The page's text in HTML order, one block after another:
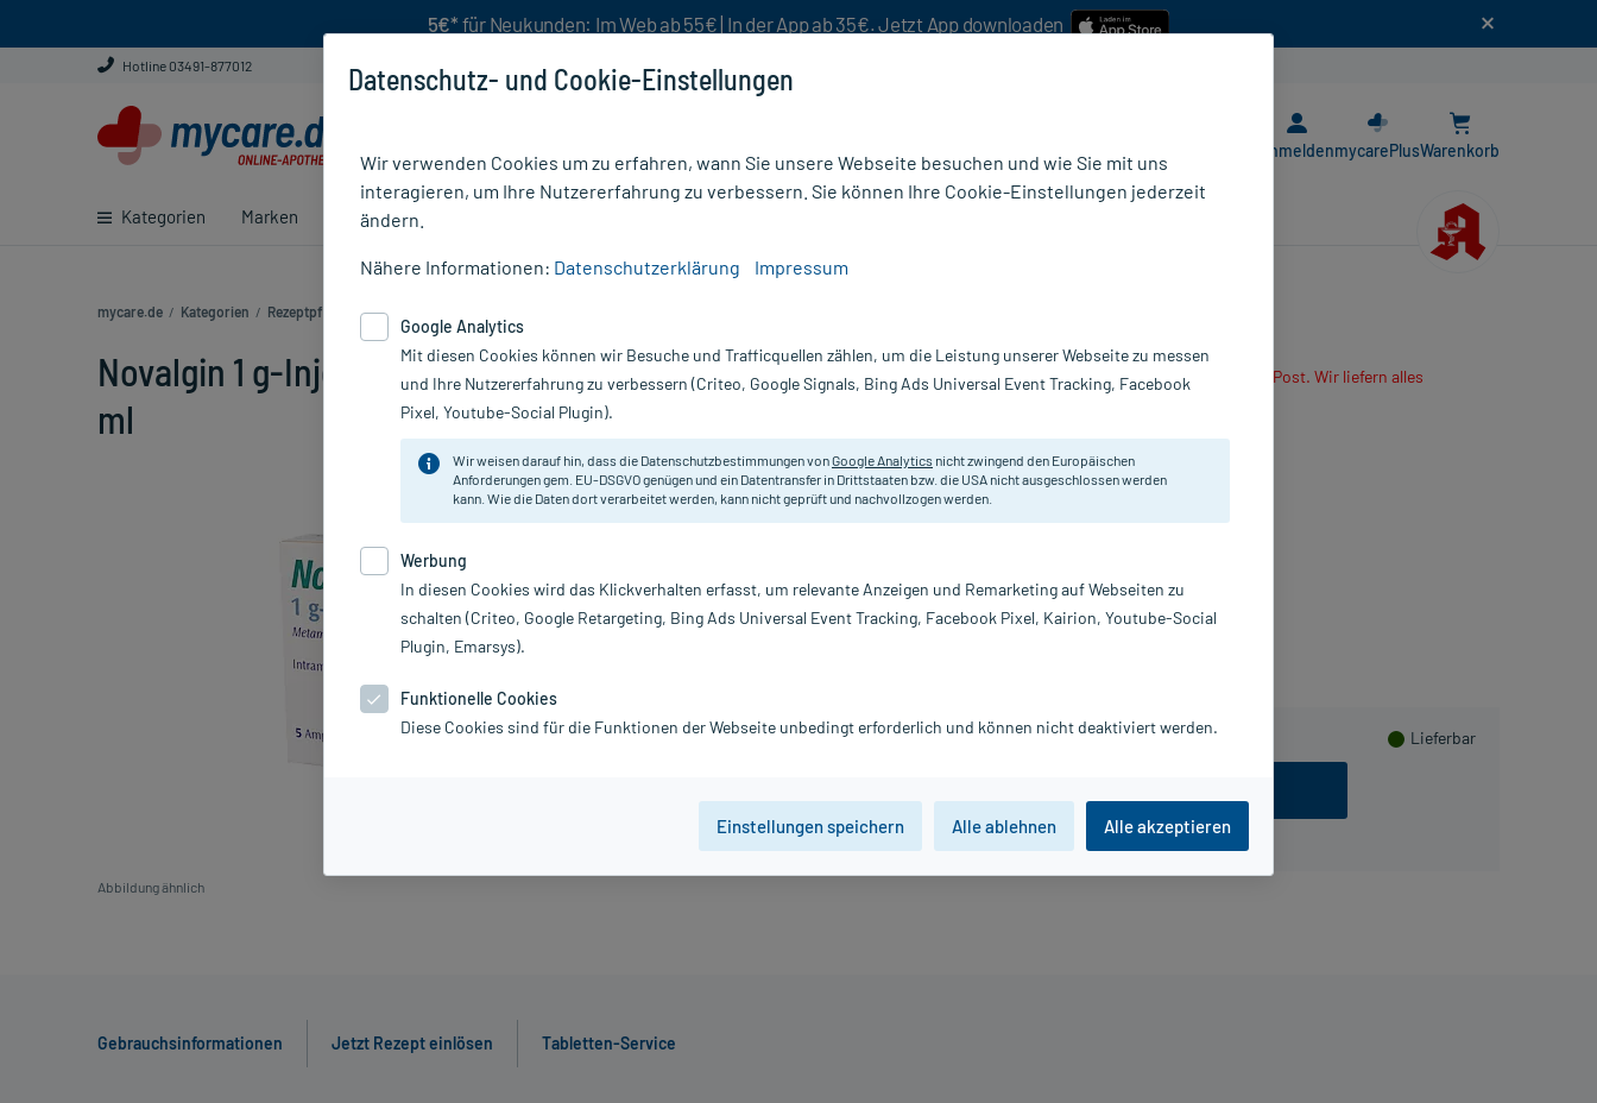
5€* für Neukunden: Im Web ab 55€ | In der App ab 35€. Jetzt App downloaden
Hotline 03491-877012
Kategorien Marken Ratgeber
AnmeldenmycarePlusWarenkorb
mycare.de / Kategorien / Rezeptpflichtige Medikamente
Novalgin 1 g-Injektionslösung Ampullen, 5X2
ml
Abbildung ähnlich
17,54 €
Lieferbar
Scannen Sie Ihr E-Rezept in der mycare App oder senden es per Post. Wir liefern alles
versandkostenfrei* - inklusive Ihrer mitbestellten Produkte.
Darreichung:
Injektionslösung
Inhalt:
5X2 ml
PZN:
Hersteller:
A. Nattermann & Cie GmbH
Gebrauchsinformationen Jetzt Rezept einlösen Tabletten-Service
Datenschutz- und Cookie-Einstellungen
Wir verwenden Cookies um zu erfahren, wann Sie unsere Webseite besuchen und wie Sie mit uns
interagieren, um Ihre Nutzererfahrung zu verbessern. Sie können Ihre Cookie-Einstellungen jederzeit
ändern.
Nähere Informationen: Datenschutzerklärung Impressum
Google Analytics
Mit diesen Cookies können wir Besuche und Trafficquellen zählen, um die Leistung unserer Webseite zu messen
und Ihre Nutzererfahrung zu verbessern (Criteo, Google Signals, Bing Ads Universal Event Tracking, Facebook
Pixel, Youtube-Social Plugin).
Wir weisen darauf hin, dass die Datenschutzbestimmungen vonGoogle Analytics nicht zwingend den Europäischen
Anforderungen gem. EU-DSGVO genügen und ein Datentransfer in Drittstaaten bzw. die USA nicht ausgeschlossen werden
kann. Wie die Daten dort verarbeitet werden, kann nicht geprüft und nachvollzogen werden.
Werbung
In diesen Cookies wird das Klickverhalten erfasst, um relevante Anzeigen und Remarketing auf Webseiten zu
schalten (Criteo, Google Retargeting, Bing Ads Universal Event Tracking, Facebook Pixel, Kairion, Youtube-Social
Plugin, Emarsys).
Funktionelle Cookies
Diese Cookies sind für die Funktionen der Webseite unbedingt erforderlich und können nicht deaktiviert werden.
Einstellungen speichern Alle ablehnen Alle akzeptieren